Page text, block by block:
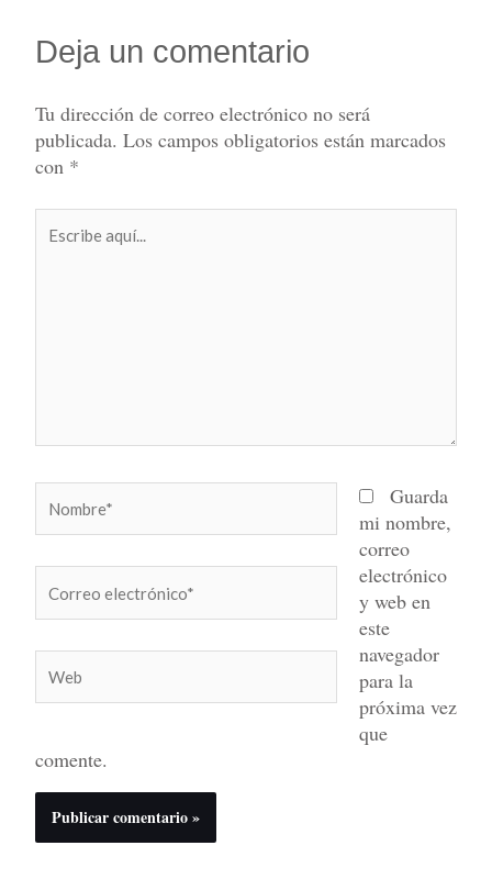
Deja un comentario
Tu dirección de correo electrónico no será
publicada. Los campos obligatorios están marcados
con *
aquí...
electrónico*
Guarda
mi nombre,
correo
electrónico
y web en
este
navegador
para la
próxima vez
que
comente.